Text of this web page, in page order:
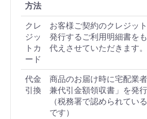
方法
クレ
ジッ
トカ
ード
お客様ご契約のクレジッ
発行するご利用明細書を
代えさせていただきます。
代金
引換
商品のお届け時に宅配業
兼代引金額領収書」を発
（税務署で認められてい
です）